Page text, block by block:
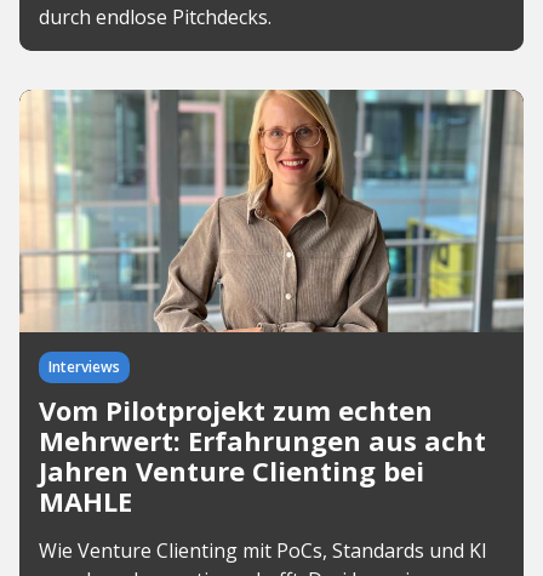
durch endlose Pitchdecks.
Interviews
Vom Pilotprojekt zum echten
Mehrwert: Erfahrungen aus acht
Jahren Venture Clienting bei
MAHLE
Wie Venture Clienting mit PoCs, Standards und KI